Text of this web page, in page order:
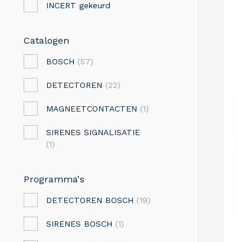
INCERT gekeurd
Catalogen
BOSCH (57)
DETECTOREN (22)
MAGNEETCONTACTEN (1)
SIRENES SIGNALISATIE
(1)
Programma's
DETECTOREN BOSCH (19)
SIRENES BOSCH (1)